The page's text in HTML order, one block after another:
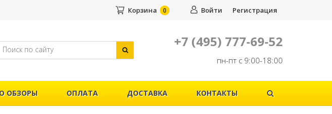
Войти Регистрация
Корзина 0
+7 (495) 777-69-52
пн-пт с 9:00-18:00
ОБЗОРЫ ОПЛАТА ДОСТАВКА КОНТАКТЫ